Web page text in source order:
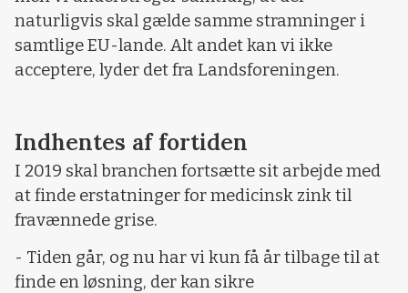
naturligvis skal gælde samme stramninger i
samtlige EU-lande. Alt andet kan vi ikke
acceptere, lyder det fra Landsforeningen.
Indhentes af fortiden
I 2019 skal branchen fortsætte sit arbejde med
at finde erstatninger for medicinsk zink til
fravænnede grise.
- Tiden går, og nu har vi kun få år tilbage til at
finde en løsning, der kan sikre